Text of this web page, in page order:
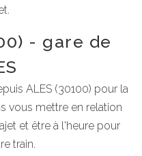
- gare de
ALES (30100) pour la
vous mettre en relation
et être à l'heure pour
train.